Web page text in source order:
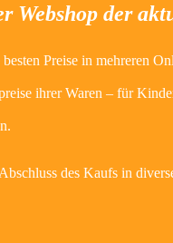
Webshop der
Preise in mehreren
ihrer Waren – für
des Kaufs in